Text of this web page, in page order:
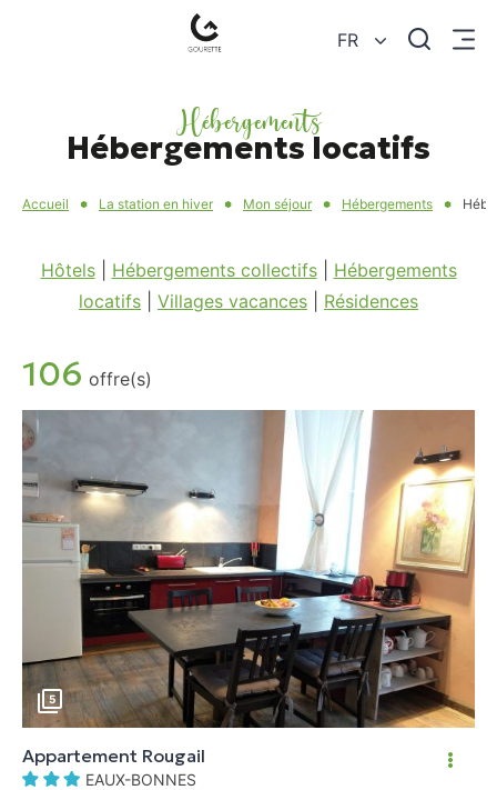
–
Pyrénées-
FR Menu
Hébergements
Hébergements locatifs
Accueil La station en hiver Mon séjour Hébergements
Hôtels| Hébergements collectifs| Hébergements
locatifs
Villages vacances Résidences
106 offre(s)
5
Appartement Rougail
EAUX-BONNES